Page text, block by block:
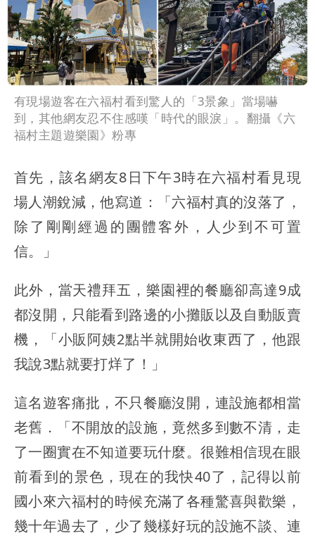
有現場遊客在六福村看到驚人的「3景象」當場嚇
到，其他網友忍不住感嘆「時代的眼淚」。翻攝《六
福村主題遊樂園》粉專
首先，該名網友8日下午3時在六福村看見現
場人潮銳減，他寫道：「六福村真的沒落了，
除了剛剛經過的團體客外，人少到不可置
信。」
此外，當天禮拜五，樂園裡的餐廳卻高達9成
都沒開，只能看到路邊的小攤販以及自動販賣
機，「小販阿姨2點半就開始收東西了，他跟
我說3點就要打烊了！」
這名遊客痛批，不只餐廳沒開，連設施都相當
老舊．「不開放的設施，竟然多到數不清，走
了一圈實在不知道要玩什麼。很難相信現在眼
前看到的景色，現在的我快40了，記得以前
國小來六福村的時候充滿了各種驚喜與歡樂，
幾十年過去了，少了幾樣好玩的設施不談、連